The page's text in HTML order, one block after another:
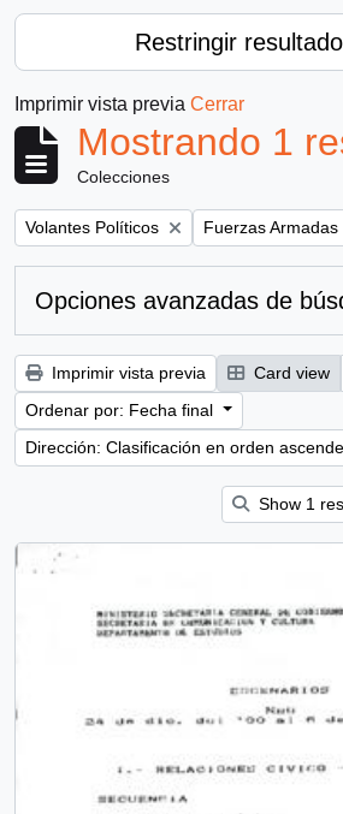
Restringir
Imprimir vista previa Cerrar
Mostrando 1
Colecciones
Remove filter:
Volantes Políticos Remove filter:
Fuerzas Armadas
Opciones avanzadas de
Imprimir vista previa Card view
Ordenar por: Fecha final
Dirección: Clasificación en orden
Show 1